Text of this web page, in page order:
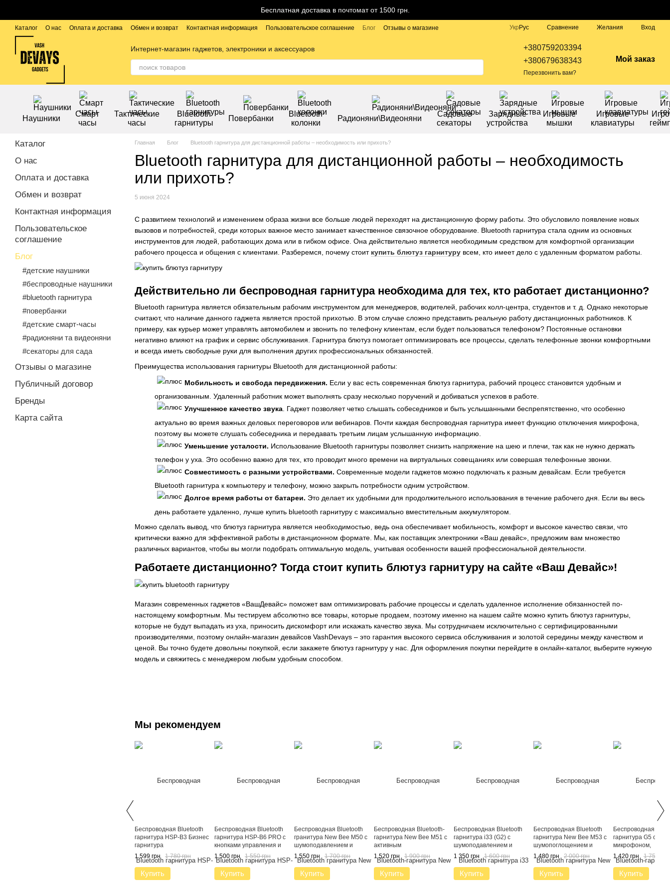
Бесплатная доставка в почтомат от 1500 грн.
Каталог О нас Оплата и доставка Обмен и возврат Контактная информация Пользовательское соглашение Блог
Отзывы о магазине
Публичный договор
Укр Рус Сравнение Желания Вход
Интернет-магазин гаджетов, электроники и аксессуаров
+380759203394
+380679638343
Перезвонить вам?
Мой заказ
Наушники
Смарт
часы
Тактические
часы
Bluetooth
гарнитуры
Повербанки
Bluetooth
колонки
Радионяни\Видеоняни
Садовые
секаторы
Зарядные
устройства
Игровые
мышки
Игровые
клавиатуры
Главная Блог Bluetooth гарнитура для дистанционной работы – необходимость или прихоть?
Bluetooth гарнитура для дистанционной работы – необходимость
или прихоть?
5 июня 2024
С развитием технологий и изменением образа жизни все больше людей переходят на дистанционную форму работы. Это обусловило появление новых
вызовов и потребностей, среди которых важное место занимает качественное связочное оборудование. Bluetooth гарнитура стала одним из основных
инструментов для людей, работающих дома или в гибком офисе. Она действительно является необходимым средством для комфортной организации
рабочего процесса и общения с клиентами. Разберемся, почему стоит купить блютуз гарнитуру всем, кто имеет дело с удаленным форматом работы.
Действительно ли беспроводная гарнитура необходима для тех, кто работает дистанционно?
Bluetooth гарнитура является обязательным рабочим инструментом для менеджеров, водителей, рабочих колл-центра, студентов и т. д. Однако некоторые
считают, что наличие данного гаджета является простой прихотью. В этом случае сложно представить реальную работу дистанционных работников. К
примеру, как курьер может управлять автомобилем и звонить по телефону клиентам, если будет пользоваться телефоном? Постоянные остановки
негативно влияют на график и сервис обслуживания. Гарнитура блютуз помогает оптимизировать все процессы, сделать телефонные звонки комфортными
и всегда иметь свободные руки для выполнения других профессиональных обязанностей.
Преимущества использования гарнитуры Bluetooth для дистанционной работы:
Мобильность и свобода передвижения. Если у вас есть современная блютуз гарнитура, рабочий процесс становится удобным и
организованным. Удаленный работник может выполнять сразу несколько поручений и добиваться успехов в работе.
Улучшенное качество звука . Гаджет позволяет четко слышать собеседников и быть услышанными беспрепятственно, что особенно
актуально во время важных деловых переговоров или вебинаров. Почти каждая беспроводная гарнитура имеет функцию отключения микрофона,
поэтому вы можете слушать собеседника и передавать третьим лицам услышанную информацию.
Уменьшение усталости. Использование Bluetooth гарнитуры позволяет снизить напряжение на шею и плечи, так как не нужно держать
телефон у уха. Это особенно важно для тех, кто проводит много времени на виртуальных совещаниях или совершая телефонные звонки.
Совместимость с разными устройствами. Современные модели гаджетов можно подключать к разным девайсам. Если требуется
Bluetooth гарнитура к компьютеру и телефону, можно закрыть потребности одним устройством.
Долгое время работы от батареи. Это делает их удобными для продолжительного использования в течение рабочего дня. Если вы весь
день работаете удаленно, лучше купить bluetooth гарнитуру с максимально вместительным аккумулятором.
Можно сделать вывод, что блютуз гарнитура является необходимостью, ведь она обеспечивает мобильность, комфорт и высокое качество связи, что
критически важно для эффективной работы в дистанционном формате. Мы, как поставщик электроники «Ваш девайс», предложим вам множество
различных вариантов, чтобы вы могли подобрать оптимальную модель, учитывая особенности вашей профессиональной деятельности.
Работаете дистанционно? Тогда стоит купить блютуз гарнитуру на сайте «Ваш Девайс»!
Магазин современных гаджетов «ВашДевайс» поможет вам оптимизировать рабочие процессы и сделать удаленное исполнение обязанностей по-
настоящему комфортным. Мы тестируем абсолютно все товары, которые продаем, поэтому именно на нашем сайте можно купить блютуз гарнитуры,
которые не будут выпадать из уха, приносить дискомфорт или искажать качество звука. Мы сотрудничаем исключительно с сертифицированными
производителями, поэтому онлайн-магазин девайсов VashDevays – это гарантия высокого сервиса обслуживания и золотой середины между качеством и
ценой. Вы точно будете довольны покупкой, если закажете блютуз гарнитуру у нас. Для оформления покупки перейдите в онлайн-каталог, выберите нужную
модель и свяжитесь с менеджером любым удобным способом.
Мы рекомендуем
Беспроводная Bluetooth
гарнитура HSP-B3 Бизнес
гарнитура
1 599 грн
1 780 грн
Купить
Беспроводная Bluetooth
гарнитура HSP-B6 PRO c
кнопками управления и
шумоподавлением Бизнес
гарнитура
1 500 грн 1 550 грн
Купить
Беспроводная Bluetooth
гранитура New Bee M50 с
шумоподавлением и
защитным кейсом
1 550 грн 1 700 грн
Купить
Беспроводная Bluetooth-
гарнитура New Bee M51 с
активным
шумуподавлением и
зарядным рейсом Черная
(QCC4)
1 520 грн 1 900 грн
Купить
Беспроводная Bluetooth
гарнитура i33 (G2) c
шумоподавлением и
кнопками управления
Черный
1 350 грн 1 600 грн
Купить
Беспроводная Bluetooth
гарнитура New Bee M53 с
шумопоглощением и
зарядным кейсом Черный
1 480 грн 2 000 грн
Купить
Беспроводная
гарнитура G5 с
микрофоном,
шумоподавлением
зарядным кейсом, с
автономностью
12 часов
1 420 грн 1 750 грн
Купить
Каталог
О нас
Оплата и доставка
Обмен и возврат
Контактная информация
Пользовательское
соглашение
Блог
#детские наушники
#беспроводные наушники
#bluetooth гарнитура
#повербанки
#детские смарт-часы
#радионяни та видеоняни
#секаторы для сада
Отзывы о магазине
Публичный договор
Бренды
Карта сайта